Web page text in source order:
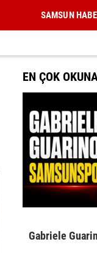
SAMSUN
EN ÇOK
Gabriele